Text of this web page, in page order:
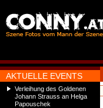
AKTUELLE EVENTS
Verleihung des Goldenen
Johann Strauss an Helga
Papouschek